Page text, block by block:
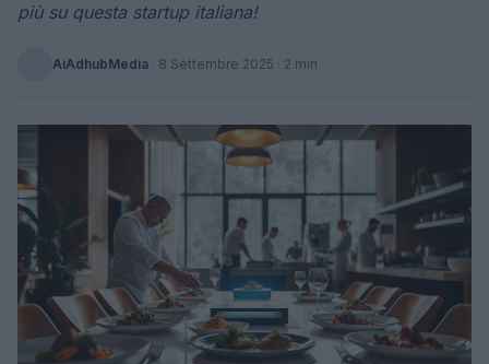
più su questa startup italiana!
AiAdhubMedia · 8 Settembre 2025 · 2 min